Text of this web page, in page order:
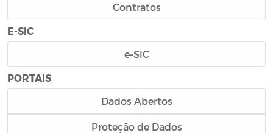
Contratos
E-SIC
e-SIC
PORTAIS
Dados Abertos
Proteção de Dados